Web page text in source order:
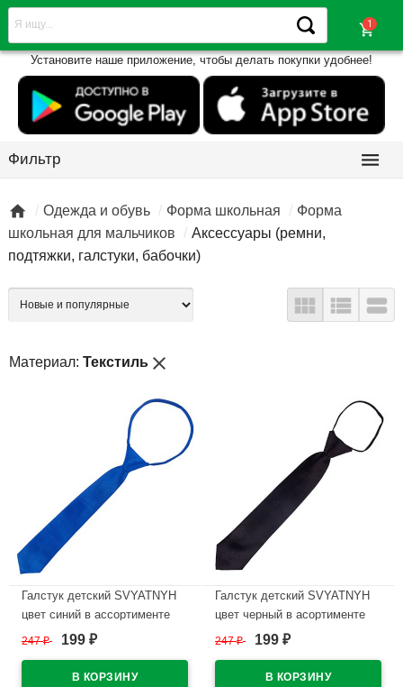
shopping_cart
Установите наше приложение, чтобы делать покупки удобнее!
Фильтр 
 Одежда и обувь Форма школьная
Форма
школьная для мальчиков
Аксессуары (ремни,
подтяжки, галстуки, бабочки)
  
Материал: Текстиль close
Галстук детский SVYATNYH
цвет синий в ассортименте
В наличии
247₽ 199 ₽
Галстук детский SVYATNYH
цвет черный в асортименте
В наличии
247₽ 199 ₽